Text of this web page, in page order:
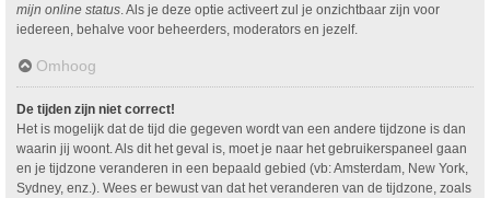
mijn online status . Als je deze optie activeert zul je onzichtbaar zijn voor
iedereen, behalve voor beheerders, moderators en jezelf.
Omhoog
De tijden zijn niet correct!
Het is mogelijk dat de tijd die gegeven wordt van een andere tijdzone is dan
waarin jij woont. Als dit het geval is, moet je naar het gebruikerspaneel gaan
en je tijdzone veranderen in een bepaald gebied (vb: Amsterdam, New York,
Sydney, enz.). Wees er bewust van dat het veranderen van de tijdzone, zoals